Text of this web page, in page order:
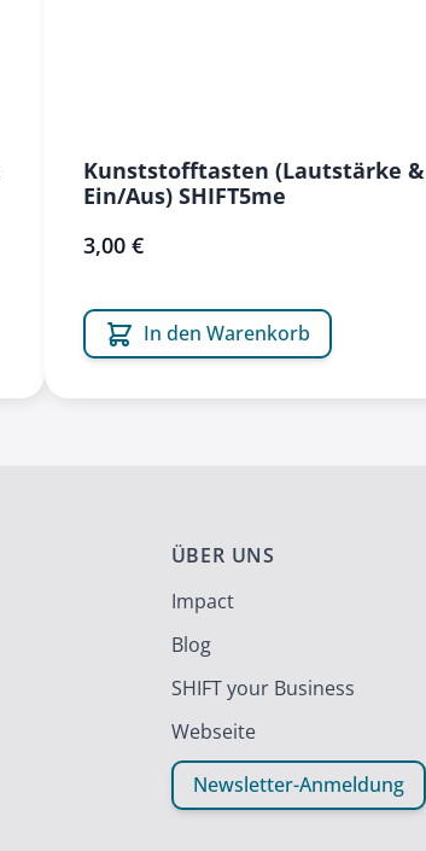
Kunststofftasten (Lautstärke &
Ein/Aus) SHIFT5me
3,00 €
In den Warenkorb
ÜBER UNS
Impact
Blog
SHIFT your Business
Webseite
Newsletter-Anmeldung